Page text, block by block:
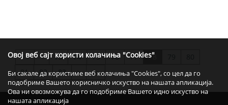
Овој веб сајт користи колачиња "Cookies"
Би сакале да користиме веб колачиња "Cookies", со цел да го
подобриме Вашето корисничко искуство на нашата апликација.
Ова ни овозможува да го подобриме Вашето идно искуство на
нашата апликација
>> < 73 74 75 76 77 78
81
82 83 > >>